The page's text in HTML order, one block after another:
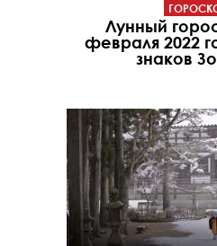
Лунный
февраля 2022
знаков